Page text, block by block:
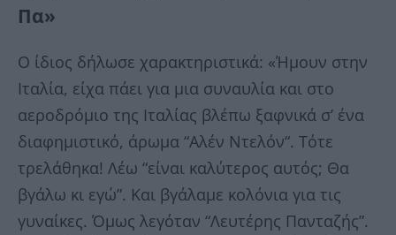
Πα»
Ο ίδιος δήλωσε χαρακτηριστικά: «Ήμουν στην
Ιταλία, είχα πάει για μια συναυλία και στο
αεροδρόμιο της Ιταλίας βλέπω ξαφνικά σ’ ένα
διαφημιστικό, άρωμα “Αλέν Ντελόν“. Τότε
τρελάθηκα! Λέω “είναι καλύτερος αυτός; Θα
βγάλω κι εγώ”. Και βγάλαμε κολόνια για τις
γυναίκες. Όμως λεγόταν “Λευτέρης Πανταζής”.